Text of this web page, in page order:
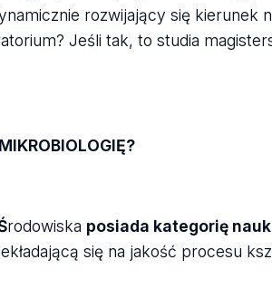
rozwijający się kierunek
Jeśli tak, to studia
rodowiska posiada kategorię
się na jakość procesu